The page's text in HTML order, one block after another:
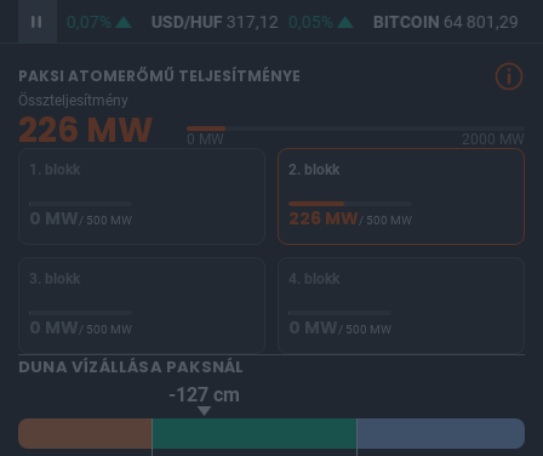
365,65 0,07% USD/HUF317,12 0,05% BITCOIN64 801,29
PAKSI ATOMERŐMŰ TELJESÍTMÉNYE
Összteljesítmény
226 MW 0 MW
2000 MW
1. blokk
0 MW/ 500 MW
2. blokk
226 MW/ 500 MW
3. blokk
0 MW/ 500 MW
4. blokk
0 MW/ 500 MW
DUNA VÍZÁLLÁSA PAKSNÁL
-127 cm